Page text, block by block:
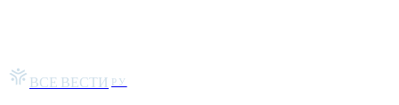
ВСЕ ВЕСТИ РУ